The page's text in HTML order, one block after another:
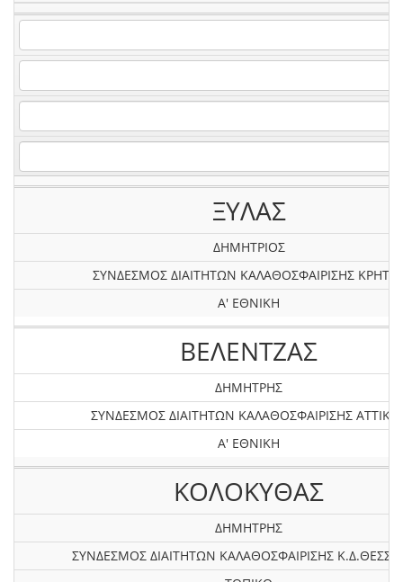
ΞΥΛΑΣ
ΔΗΜΗΤΡΙΟΣ
ΣΥΝΔΕΣΜΟΣ ΔΙΑΙΤΗΤΩΝ ΚΑΛΑΘΟΣΦΑΙΡΙΣΗΣ
Α' ΕΘΝΙΚΗ
ΒΕΛΕΝΤΖΑΣ
ΔΗΜΗΤΡΗΣ
ΣΥΝΔΕΣΜΟΣ ΔΙΑΙΤΗΤΩΝ ΚΑΛΑΘΟΣΦΑΙΡΙΣΗΣ
Α' ΕΘΝΙΚΗ
ΚΟΛΟΚΥΘΑΣ
ΔΗΜΗΤΡΗΣ
ΣΥΝΔΕΣΜΟΣ ΔΙΑΙΤΗΤΩΝ ΚΑΛΑΘΟΣΦΑΙΡΙΣΗΣ